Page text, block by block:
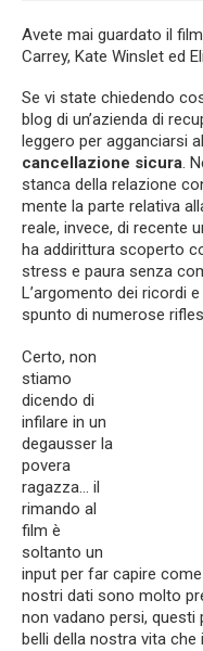
Avete mai guardato il
Carrey, Kate Winslet ed
Se vi state chiedendo
blog di un’azienda di
leggero per agganciarsi
cancellazione sicura.
stanca della relazione
mente la parte relativa
reale, invece, di recente
ha addirittura scoperto
stress e paura senza
L’argomento dei ricordi
spunto di numerose
Certo, non
stiamo
dicendo di
infilare in un
degausser la
povera
ragazza… il
rimando al
film è
soltanto un
input per far capire
nostri dati sono molto
non vadano persi,
belli della nostra vita